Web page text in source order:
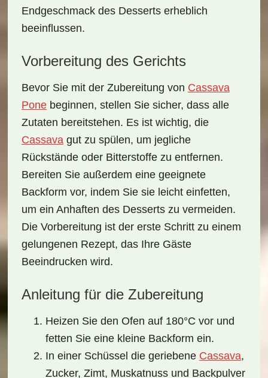
Endgeschmack des Desserts erheblich
beeinflussen.
Vorbereitung des Gerichts
Bevor Sie mit der Zubereitung von Cassava
Ponebeginnen, stellen Sie sicher, dass alle
Zutaten bereitstehen. Es ist wichtig, die
Cassavagut zu spülen, um jegliche
Rückstände oder Bitterstoffe zu entfernen.
Bereiten Sie außerdem eine geeignete
Backform vor, indem Sie sie leicht einfetten,
um ein Anhaften des Desserts zu vermeiden.
Die Vorbereitung ist der erste Schritt zu einem
gelungenen Rezept, das Ihre Gäste
Beeindrucken wird.
Anleitung für die Zubereitung
Heizen Sie den Ofen auf 180°C vor und
fetten Sie eine kleine Backform ein.
In einer Schüssel die geriebene Cassava,
Zucker, Zimt, Muskatnuss und Backpulver